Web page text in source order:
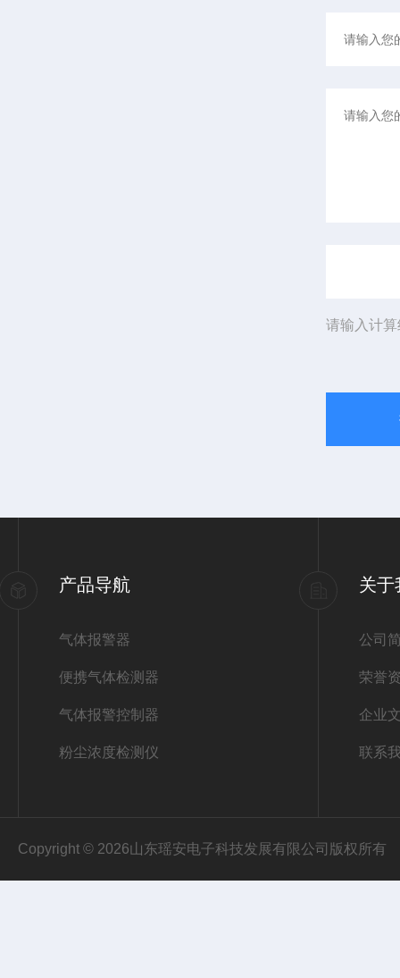
请输入计
产品导航
气体报警器
便携气体检测器
气体报警控制器
粉尘浓度检测仪
关于
公司
荣誉
企业
联系
Copyright © 2026山东瑶安电子科技发展有限公司版权所有